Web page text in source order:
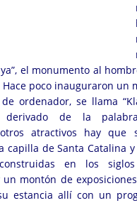
el monumento al
poco inauguraron un
ordenador, se llama
de la palabra
otros atractivos hay que
capilla de Santa Catalina
en los siglos
montón de
estancia allí con un